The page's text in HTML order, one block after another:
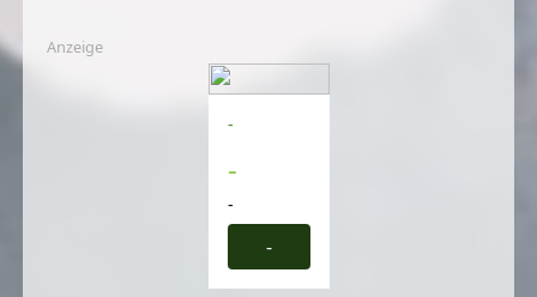
Anzeige
-
-
-
-